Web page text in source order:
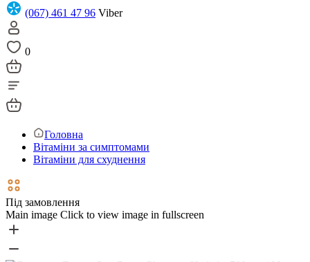
(067) 461 47 96 Viber
0
Головна
Вітаміни за симптомами
Вітаміни для схуднення
Під замовлення
Main image Click to view image in fullscreen